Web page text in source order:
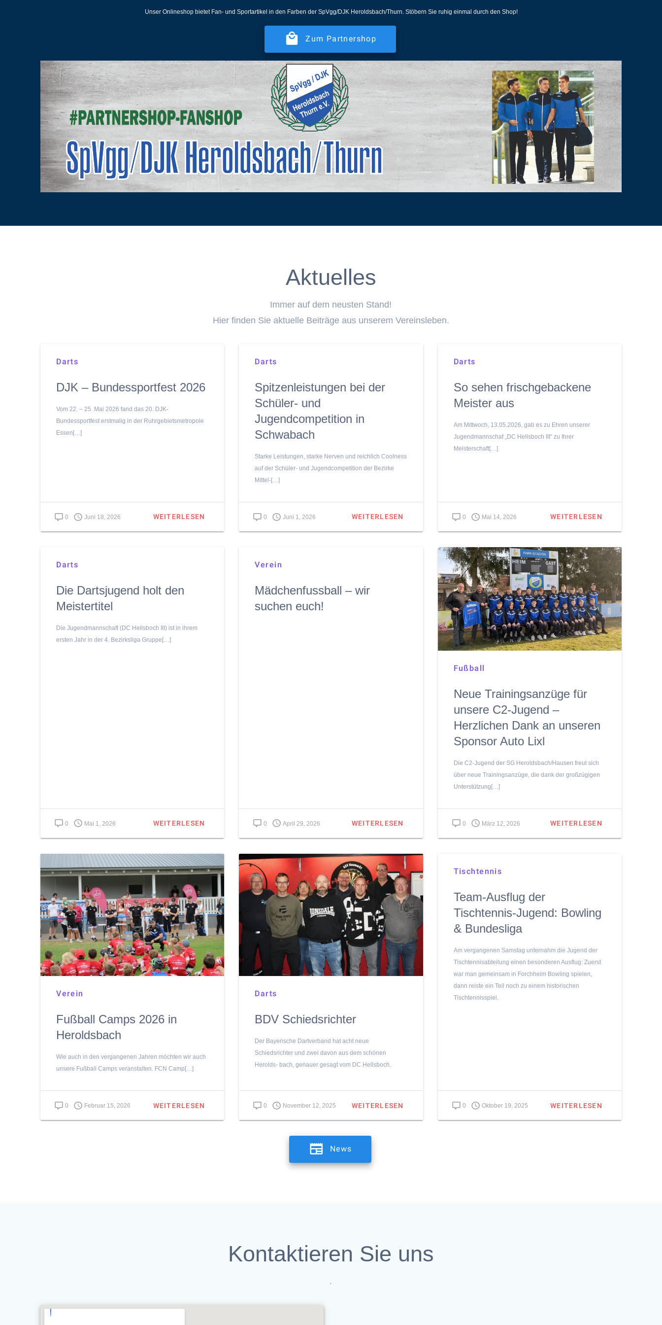
Unser Onlineshop bietet Fan- und Sportartikel in den Farben der SpVgg/DJK Heroldsbach/Thurn. Stöbern Sie ruhig einmal durch den Shop!
Zum Partnershop
Aktuelles
Immer auf dem neusten Stand!
Hier finden Sie aktuelle Beiträge aus unserem Vereinsleben.
Darts
DJK – Bundessportfest 2026
Vom 22. – 25. Mai 2026 fand das 20. DJK-
Bundessportfest erstmalig in der Ruhrgebietsmetropole
Essen[…]
0 Juni 18, 2026 WEITERLESEN
Darts
Spitzenleistungen bei der
Schüler- und
Jugendcompetition in
Schwabach
Starke Leistungen, starke Nerven und reichlich Coolness
auf der Schüler- und Jugendcompetition der Bezirke
Mittel-[…]
0 Juni 1, 2026 WEITERLESEN
Darts
So sehen frischgebackene
Meister aus
Am Mittwoch, 13.05.2026, gab es zu Ehren unserer
Jugendmannschaf „DC Hellsboch III“ zu Ihrer
Meisterschaft[…]
0 Mai 14, 2026 WEITERLESEN
Darts
Die Dartsjugend holt den
Meistertitel
Die Jugendmannschaft (DC Hellsboch III) ist in ihrem
ersten Jahr in der 4. Bezirksliga Gruppe[…]
0 Mai 1, 2026 WEITERLESEN
Verein
Mädchenfussball – wir
suchen euch!
0 April 29, 2026 WEITERLESEN
Fußball
Neue Trainingsanzüge für
unsere C2-Jugend –
Herzlichen Dank an unseren
Sponsor Auto Lixl
Die C2‑Jugend der SG Heroldsbach/Hausen freut sich
über neue Trainingsanzüge, die dank der großzügigen
Unterstützung[…]
0 März 12, 2026 WEITERLESEN
Verein
Fußball Camps 2026 in
Heroldsbach
Wie auch in den vergangenen Jahren möchten wir auch
unsere Fußball Camps veranstalten. FCN Camp[…]
0 Februar 15, 2026 WEITERLESEN
Darts
BDV Schiedsrichter
Der Bayerische Dartverband hat acht neue
Schiedsrichter und zwei davon aus dem schönen
Herolds- bach, genauer gesagt vom DC Hellsboch.
0 November 12, 2025 WEITERLESEN
Tischtennis
Team-Ausflug der
Tischtennis-Jugend: Bowling
& Bundesliga
Am vergangenen Samstag unternahm die Jugend der
Tischtennisabteilung einen besonderen Ausflug: Zuerst
war man gemeinsam in Forchheim Bowling spielen,
dann reiste ein Teil noch zu einem historischen
Tischtennisspiel.
0 Oktober 19, 2025 WEITERLESEN
News
Kontaktieren Sie uns
.